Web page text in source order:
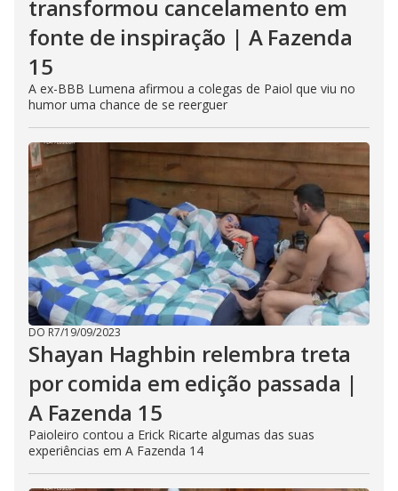
transformou cancelamento em
fonte de inspiração | A Fazenda
15
A ex-BBB Lumena afirmou a colegas de Paiol que viu no
humor uma chance de se reerguer
DO R7/19/09/2023
Shayan Haghbin relembra treta
por comida em edição passada |
A Fazenda 15
Paioleiro contou a Erick Ricarte algumas das suas
experiências em A Fazenda 14